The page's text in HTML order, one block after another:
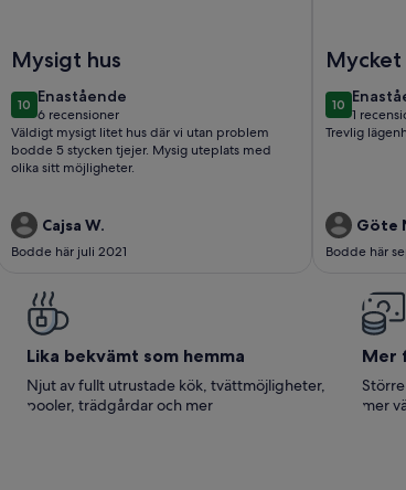
Mysigt hus
1010 av 10
Enastående
enastående
6 recensioner
(6 recensioner)
Väldigt mysigt litet hus där vi utan problem
bodde 5 stycken tjejer. Mysig uteplats med
olika sitt möjligheter.
Cajsa W.
Bodde här juli 2021
Mycket
1010 av 10
1
(1
Trevlig
Göte
Bodde här
Lika bekvämt som hemma
Njut av fullt utrustade kök, tvättmöjligheter,
pooler, trädgårdar och mer
Mer
mer